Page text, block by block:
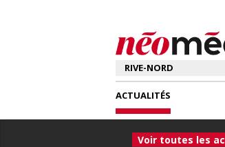
ACTUALITÉS
Voir toutes les